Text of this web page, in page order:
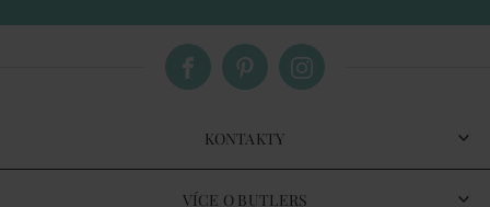
KONTAKTY
VÍCE O BUTLERS